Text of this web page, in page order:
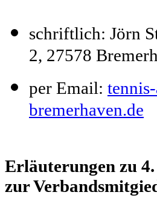
schriftlich: Jörn
2, 27578
per Email:
bremerhaven.de
Erläuterungen zu 4.
zur